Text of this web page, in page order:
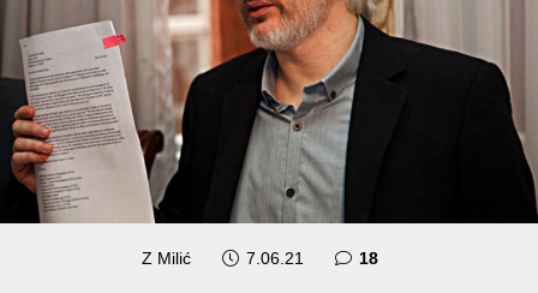
Z Milić 7.06.21 18komentara